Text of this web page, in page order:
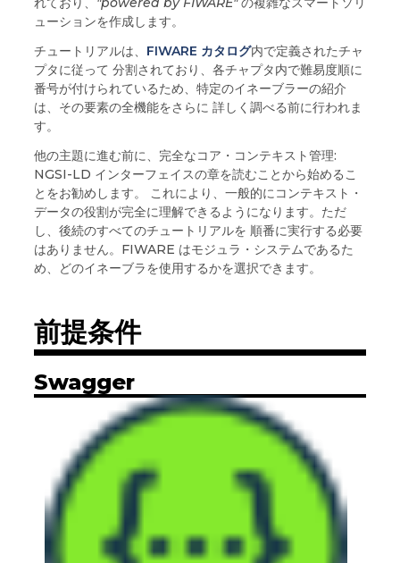
ューションを作成します。
チュートリアルは、 FIWARE カタログ内で定義されたチャ
プタに従って 分割されており、各チャプタ内で難易度順に
番号が付けられているため、特定のイネーブラーの紹介
は、その要素の全機能をさらに 詳しく調べる前に行われま
す。
他の主題に進む前に、完全なコア・コンテキスト管理:
NGSI-LD インターフェイスの章を読むことから始めるこ
とをお勧めします。 これにより、一般的にコンテキスト・
データの役割が完全に理解できるようになります。ただ
し、後続のすべてのチュートリアルを 順番に実行する必要
はありません。FIWARE はモジュラ・システムであるた
め、どのイネーブラを使用するかを選択できます。
前提条件
Swagger